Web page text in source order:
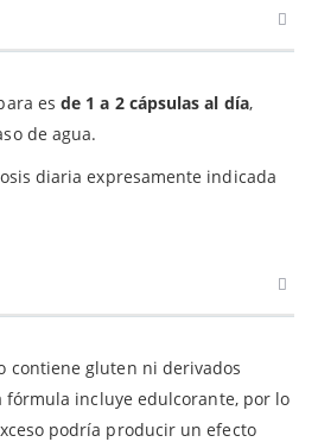
esde 1 a 2 cápsulas al día,
de agua.
diaria expresamente indicada
contiene gluten ni derivados
fórmula incluye edulcorante, por lo
podría producir un efecto